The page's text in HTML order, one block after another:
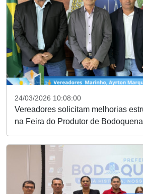
24/03/2026 10:08:00
Vereadores solicitam melhorias
na Feira do Produtor de